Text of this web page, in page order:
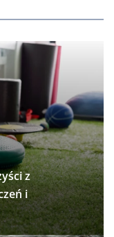
z
i